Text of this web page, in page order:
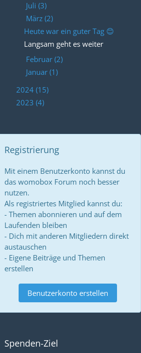
Juli (3)
März (2)
Heute war ein guter Tag 😊
Langsam geht es weiter
Februar (2)
Januar (1)
2024 (15)
2023 (4)
Registrierung
Mit einem Benutzerkonto kannst du
das womobox Forum noch besser
nutzen.
Als registriertes Mitglied kannst du:
- Themen abonnieren und auf dem
Laufenden bleiben
- Dich mit anderen Mitgliedern direkt
austauschen
- Eigene Beiträge und Themen
erstellen
Benutzerkonto erstellen
Spenden-Ziel